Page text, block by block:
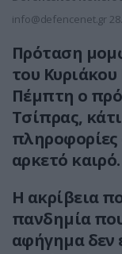
info@defencenet.gr
Πρόταση
του
Πέμπτη ο
Τσίπρας,
πληροφορίες
αρκετό καιρό.
Η ακρίβεια
πανδημία
αφήγημα δεν